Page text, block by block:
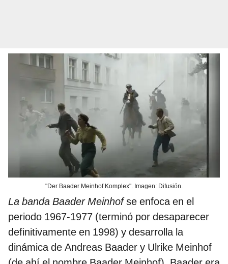
"Der Baader Meinhof Komplex". Imagen: Difusión.
La banda Baader Meinhofse enfoca en el
periodo 1967-1977 (terminó por desaparecer
definitivamente en 1998) y desarrolla la
dinámica de Andreas Baader y Ulrike Meinhof